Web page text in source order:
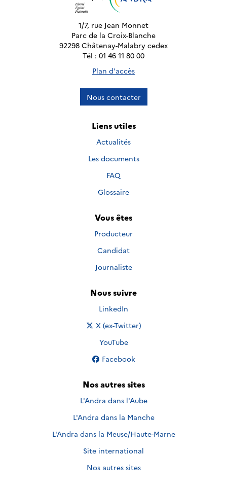
1/7, rue Jean Monnet
Parc de la Croix-Blanche
92298 Châtenay-Malabry cedex
Tél : 01 46 11 80 00
Plan d'accès
Nous contacter
Liens utiles
Actualités
Les documents
FAQ
Glossaire
Vous êtes
Producteur
Candidat
Journaliste
Nous suivre
Nous suivre sur
LinkedIn
Nous suivre sur
X (ex-Twitter)
Nous suivre sur
YouTube
Nous suivre sur
Facebook
Nos autres sites
L'Andra dans l'Aube
L'Andra dans la Manche
L'Andra dans la Meuse/Haute-Marne
Site international
Nos autres sites